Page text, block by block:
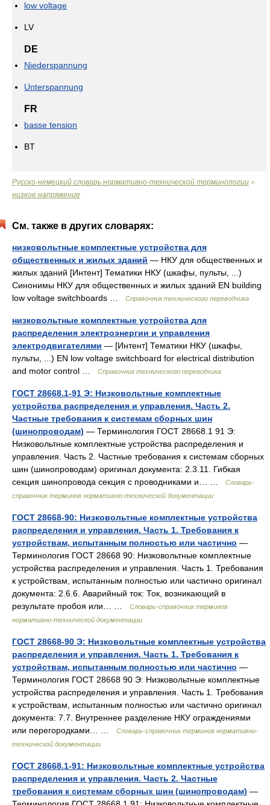
low voltage
LV
DE
Niederspannung
Unterspannung
FR
basse tension
BT
Русско-немецкий словарь нормативно-технической терминологии >
низкое напряжение
См. также в других словарях:
низковольтные комплектные устройства для
общественных и жилых зданий — НКУ для общественных и
жилых зданий [Интент] Тематики НКУ (шкафы, пульты, ...)
Синонимы НКУ для общественных и жилых зданий EN building
low voltage switchboards …
Справочник технического переводчика
низковольтные комплектные устройства для
распределения электроэнергии и управления
электродвигателями — [Интент] Тематики НКУ (шкафы,
пульты, ...) EN low voltage switchboard for electrical distribution
and motor control …
Справочник технического переводчика
ГОСТ 28668.1-91 Э: Низковольтные комплектные
устройства распределения и управления. Часть 2.
Частные требования к системам сборных шин
(шинопроводам) — Терминология ГОСТ 28668.1 91 Э:
Низковольтные комплектные устройства распределения и
управления. Часть 2. Частные требования к системам сборных
шин (шинопроводам) оригинал документа: 2.3.11. Гибкая
секция шинопровода секция с проводниками и… …
Словарь-
справочник терминов нормативно-технической документации
ГОСТ 28668-90: Низковольтные комплектные устройства
распределения и управления. Часть 1. Требования к
устройствам, испытанным полностью или частично —
Терминология ГОСТ 28668 90: Низковольтные комплектные
устройства распределения и управления. Часть 1. Требования
к устройствам, испытанным полностью или частично оригинал
документа: 2.6.6. Аварийный ток: Ток, возникающий в
результате пробоя или… …
Словарь-справочник терминов
нормативно-технической документации
ГОСТ 28668-90 Э: Низковольтные комплектные устройства
распределения и управления. Часть 1. Требования к
устройствам, испытанным полностью или частично —
Терминология ГОСТ 28668 90 Э: Низковольтные комплектные
устройства распределения и управления. Часть 1. Требования
к устройствам, испытанным полностью или частично оригинал
документа: 7.7. Внутреннее разделение НКУ ограждениями
или перегородками… …
Словарь-справочник терминов нормативно-
технической документации
ГОСТ 28668.1-91: Низковольтные комплектные устройства
распределения и управления. Часть 2. Частные
требования к системам сборных шин (шинопроводам) —